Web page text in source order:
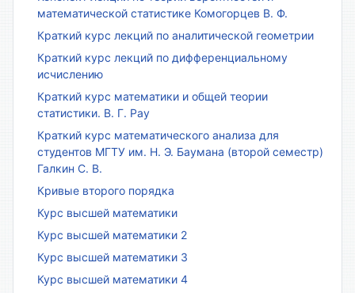
математической статистике Комогорцев В. Ф.
Краткий курс лекций по аналитической геометрии
Краткий курс лекций по дифференциальному
исчислению
Краткий курс математики и общей теории
статистики. В. Г. Рау
Краткий курс математического анализа для
студентов МГТУ им. Н. Э. Баумана (второй семестр)
Галкин С. В.
Кривые второго порядка
Курс высшей математики
Курс высшей математики 2
Курс высшей математики 3
Курс высшей математики 4